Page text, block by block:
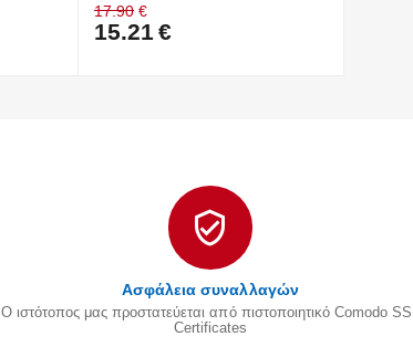
17.90 €
15.21 €
Ασφάλεια συναλλαγών
Ο ιστότοπος μας προστατεύεται από πιστοποιητικό Comodo SSL
Certificates